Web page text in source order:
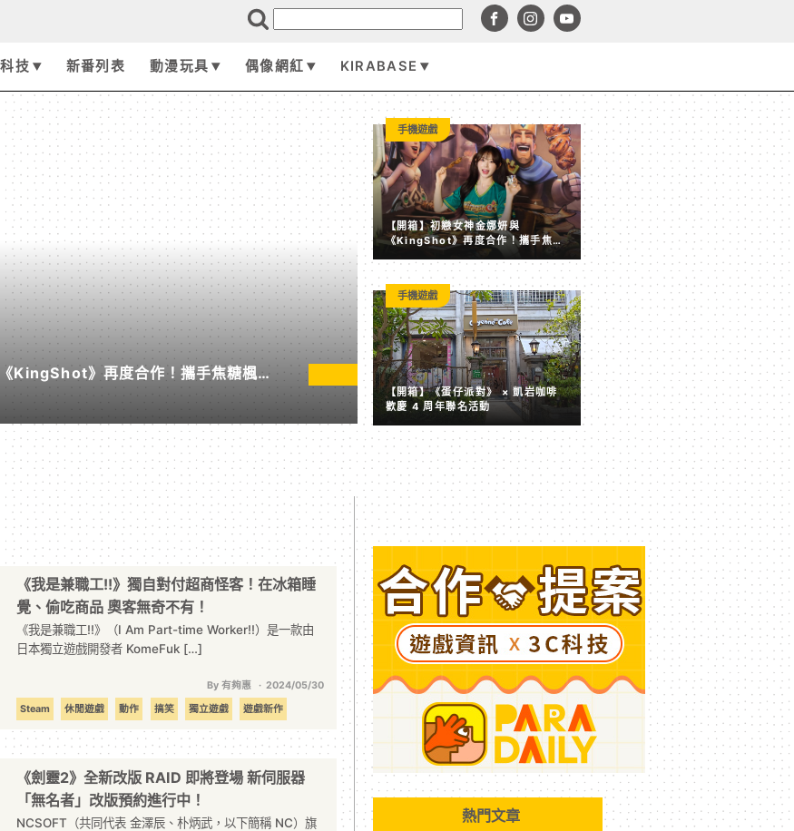
技 新番列表 動漫玩具 偶像網紅 KIRABASE
KingShot》再度合作！攜手焦糖楓、
動
手機遊戲
【開箱】《蛋仔派對》 × 凱岩咖啡 歡慶 4 周年聯名活動
【開箱】初戀女神金娜妍與
《KingShot》再度合作！攜手焦糖
楓、柒息地推出「國王燒烤節」活動
手機遊戲
【開箱】《蛋仔派對》 × 凱岩咖啡
歡慶 4 周年聯名活動
手機遊戲
《我是兼職工!!》獨自對付超商怪客！在冰箱睡
覺、偷吃商品 奧客無奇不有！
《我是兼職工!!》（I Am Part-time Worker!!）是一款由
日本獨立遊戲開發者 KomeFuk […]
By 有夠惠
2024/05/30
Steam
休閒遊戲 動作 搞笑 獨立遊戲 遊戲新作
《劍靈2》全新改版 RAID 即將登場 新伺服器
「無名者」改版預約進行中！
NCSOFT（共同代表 金澤辰、朴炳武，以下簡稱 NC）旗
熱門文章